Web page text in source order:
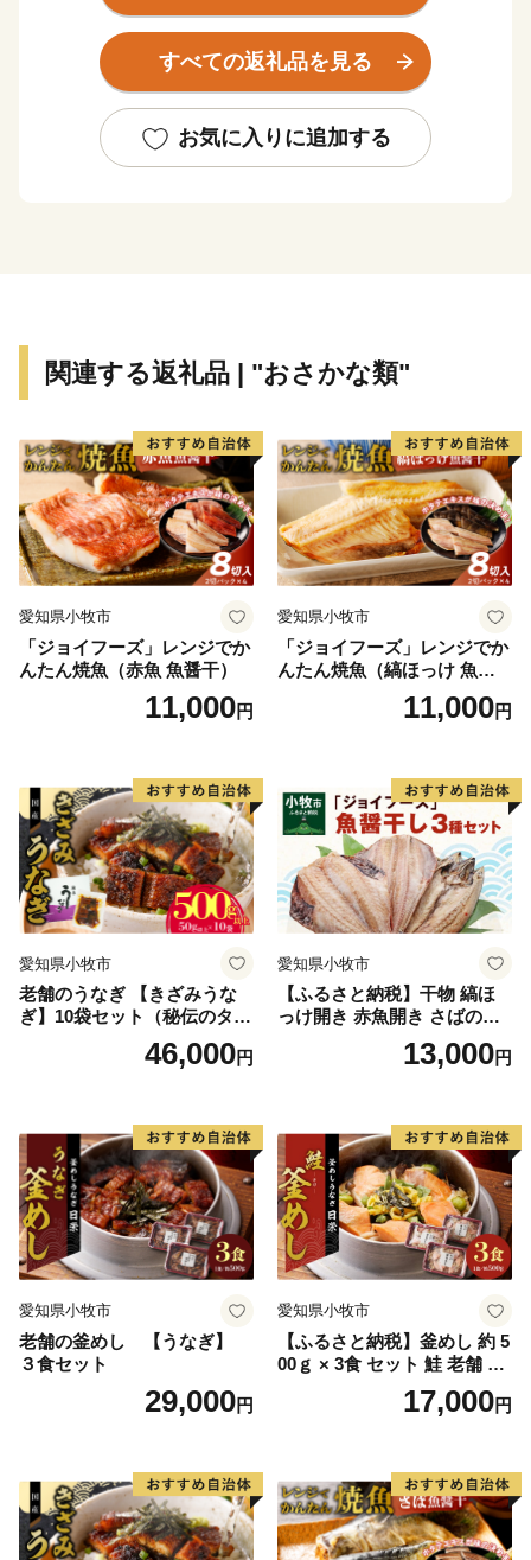
関門海峡ふぐ刺身・シャボン玉石けん・肉うどん・辛子
明太子など本市ならではの返礼品に加え、黒毛和牛・ウ
ナギ・カニなど全国的に人気の返礼品も豊富に揃えてい
ふるさと納税を通じて、ぜひ北九州市の魅力をご体感く
ださい！
すべての返礼品を見る
お気に入りに追加する
関連する返礼品 | "おさかな類"
愛知県小牧市
「ジョイフーズ」レンジでか
んたん焼魚（赤魚 魚醤干）
11,000円
愛知県小牧市
「ジョイフーズ」レンジでか
んたん焼魚（縞ほっけ 魚醤
11,000円
愛知県小牧市
老舗のうなぎ 【きざみうな
ぎ】10袋セット（秘伝のタレ
46,000円
愛知県小牧市
【ふるさと納税】干物 縞ほ
っけ開き 赤魚開き さばの開
き 魚醤干し 3種 セット 詰め
合わせ 魚 おかず 肉厚 おいし
取り寄せグルメ 魚醤 ナンプ
ラー 愛知県 小牧市 冷凍 送料
無料
13,000円
愛知県小牧市
老舗の釜めし 【うなぎ】
３食セット
29,000円
愛知県小牧市
【ふるさと納税】釜めし 約 5
00ｇ × 3食 セット 鮭 老舗 急
速冷凍 レンチン 時短 簡単調
理 食品 加工品 海鮮 手作り
り寄せグルメ 愛知県 小牧市
送料無料
17,000円